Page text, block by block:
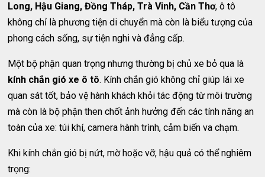
Long, Hậu Giang, Đồng Tháp, Trà Vinh, Cần Thơ, ô tô
không chỉ là phương tiện di chuyển mà còn là biểu tượng của
phong cách sống, sự tiện nghi và đẳng cấp.
Một bộ phận quan trọng nhưng thường bị chủ xe bỏ qua là
kính chắn gió xe ô tô. Kính chắn gió không chỉ giúp lái xe
quan sát tốt, bảo vệ hành khách khỏi tác động từ môi trường
mà còn là bộ phận then chốt ảnh hưởng đến các tính năng an
toàn của xe: túi khí, camera hành trình, cảm biến va chạm.
Khi kính chắn gió bị nứt, mờ hoặc vỡ, hậu quả có thể nghiêm
trọng: